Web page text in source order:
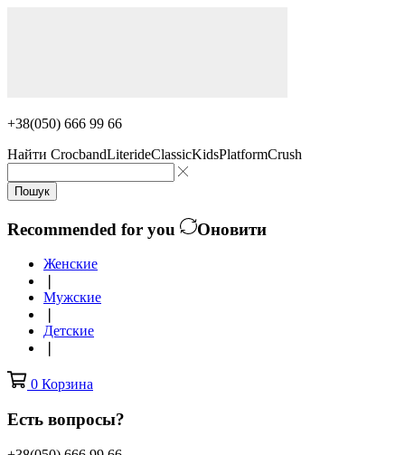
+38(050) 666 99 66
Найти CrocbandLiterideClassicKidsPlatformCrush
Пошук
Recommended for you Оновити
Женские
Мужские
Детские
0 Корзина
Есть вопросы?